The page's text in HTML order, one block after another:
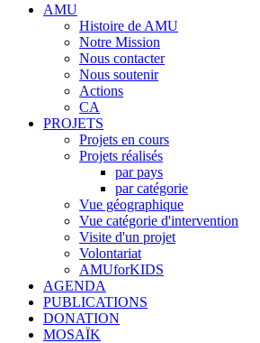
AMU
Histoire de AMU
Notre Mission
Nous contacter
Nous soutenir
Actions
CA
PROJETS
Projets en cours
Projets réalisés
par pays
par catégorie
Vue géographique
Vue catégorie d'intervention
Visite d'un projet
Volontariat
AMUforKIDS
AGENDA
PUBLICATIONS
DONATION
MOSAÏK